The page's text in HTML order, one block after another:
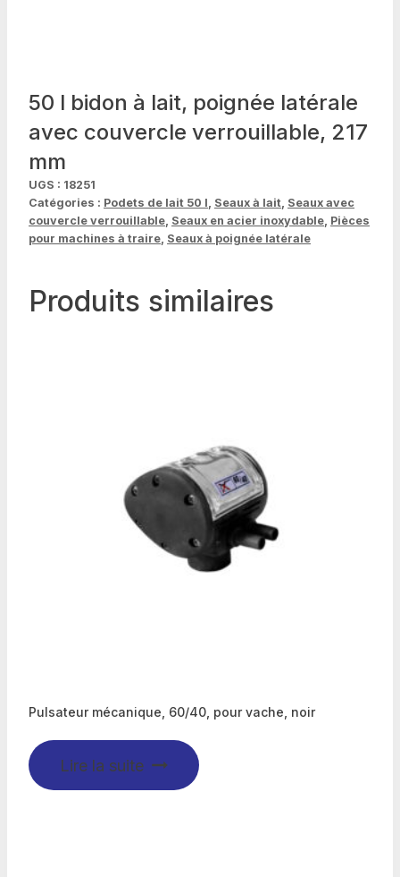
50 l bidon à lait, poignée latérale
avec couvercle verrouillable, 217
mm
UGS : 18251
Catégories : Podets de lait 50 l, Seaux à lait, Seaux avec
couvercle verrouillable, Seaux en acier inoxydable, Pièces
pour machines à traire, Seaux à poignée latérale
Produits similaires
Pulsateur mécanique, 60/40, pour vache, noir
Lire la suite